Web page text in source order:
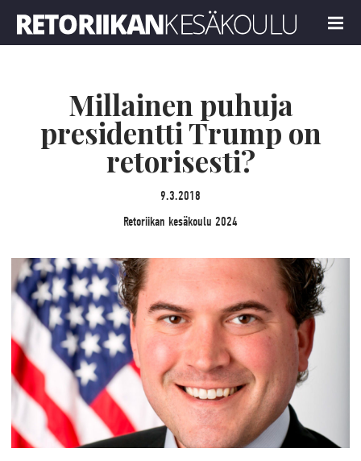
MENU
Millainen puhuja
presidentti Trump on
retorisesti?
9.3.2018
Retoriikan kesäkoulu 2024